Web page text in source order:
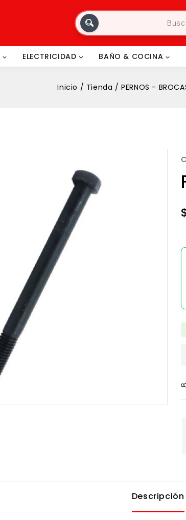
ELECTRICIDAD BAÑO & COCINA
Inicio / Tienda / PERNOS -
Descripción